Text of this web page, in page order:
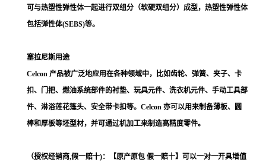
可与热塑性弹性体一起进行双组分（软硬双组分）成型，热塑性弹性体
包括弹性体(SEBS)等。
塞拉尼斯用途
Celcon 产品被广泛地应用在各种领域中，比如齿轮、弹簧、夹子、卡
扣、门把、燃油系统部件的衬垫、玩具元件、洗衣机元件、手动工具部
件、淋浴莲花篷头、安全带卡扣等。Celcon 亦可以用来制备薄板、圆
棒和厚板等坯型材，并可通过机加工来制造高精度零件。
（授权经销商,假一赔十)：【原产原包 假一赔十】可以一对一开具增值